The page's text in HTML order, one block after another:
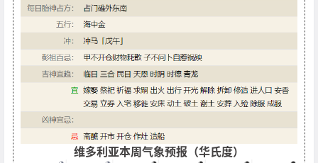
维多利亚本周气象预报（华氏度）